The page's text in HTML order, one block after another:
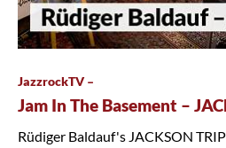
JazzrockTV –
Jam In The Basement –
Rüdiger Baldauf's JACKSON